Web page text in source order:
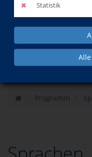
Statistik
Programm